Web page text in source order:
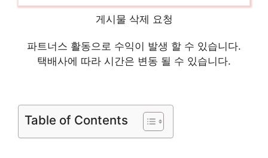
아이패드에어3세대
제품 2024
제품 2024
갤탭s9fe
게시물 삭제 요청
파트너스 활동으로 수익이 발생 할 수 있습니다.
택배사에 따라 시간은 변동 될 수 있습니다.
Table of Contents